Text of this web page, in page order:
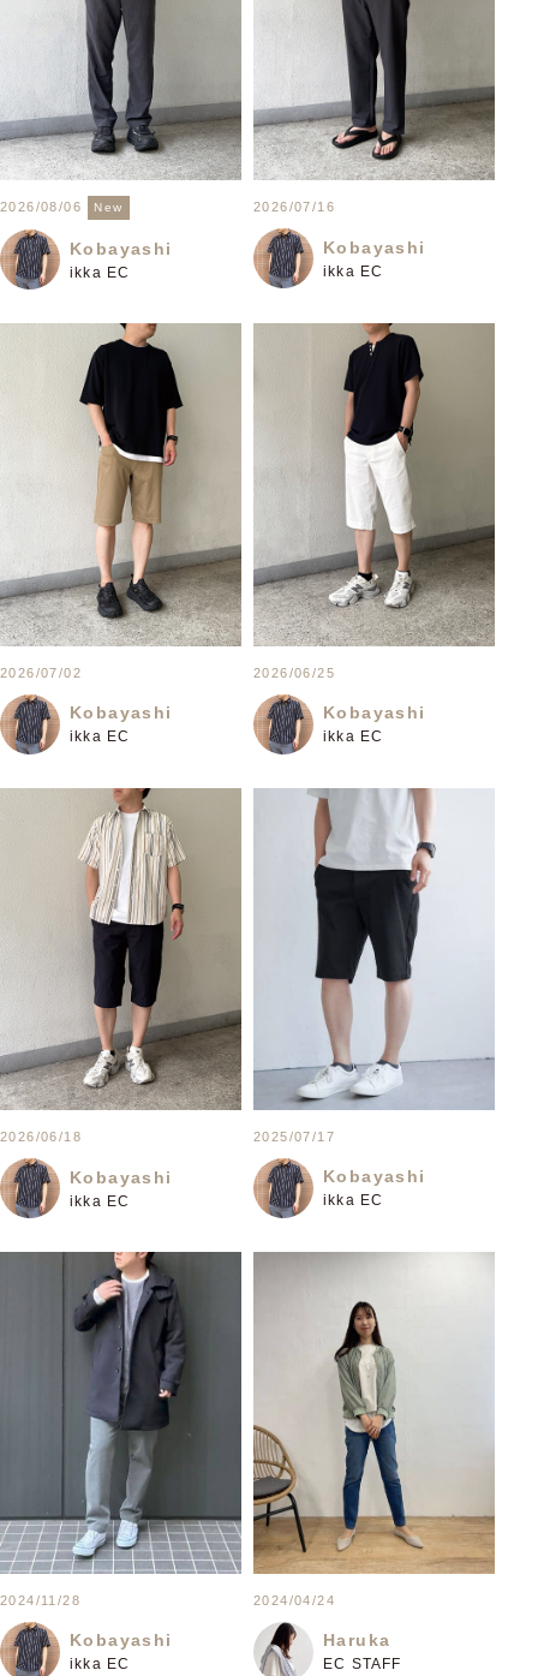
2026/08/06 New
Kobayashi
ikka EC
2026/07/16
Kobayashi
ikka EC
2026/07/02
Kobayashi
ikka EC
2026/06/25
Kobayashi
ikka EC
2026/06/18
Kobayashi
ikka EC
2025/07/17
Kobayashi
ikka EC
2024/11/28
Kobayashi
ikka EC
2024/04/24
Haruka
EC STAFF